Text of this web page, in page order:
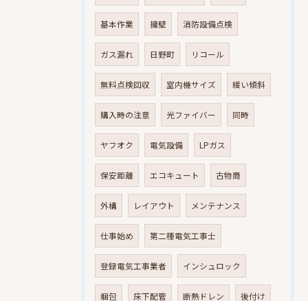
基本作業 擁壁 消防設備点検
ガス漏れ 日野町 リコール
無料点検回収 室内機サイズ 緩い傾斜
購入時の注意 光ファイバー 同時
ヤフオク 電気設備 LPガス
保安距離 エコキュート 古物商
外構 レイアウト メンテナンス
仕事始め 第二種電気工事士
登録電気工事業者 インシュロック
梱包 床下配管 断熱ドレン 後付け